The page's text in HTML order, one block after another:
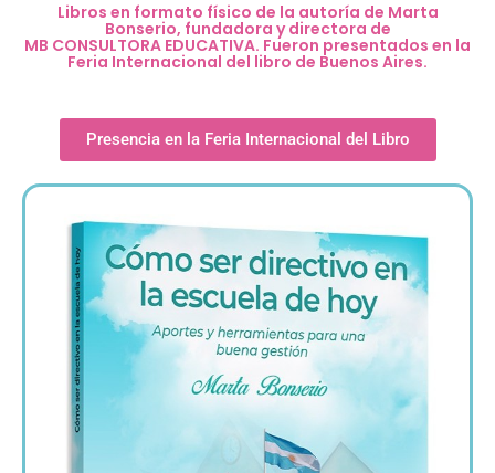
Libros en formato físico de la autoría de Marta
Bonserio, fundadora y directora de
MB CONSULTORA EDUCATIVA. Fueron presentados en la
Feria Internacional del libro de Buenos Aires.
Presencia en la Feria Internacional del Libro